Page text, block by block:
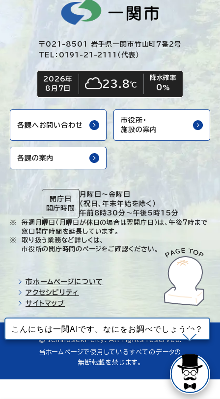
〒021-8501 岩手県一関市竹山町7番2号
TEL：0191-21-2111（代表）
今日の日付
2026年
8月7日
今日の天気
くもり23.8℃
降水確率
0%
各課へお問い合わせ
市役所・
施設の案内
各課の案内
開庁日
開庁時間
月曜日～金曜日
（祝日、年末年始を除く）
午前8時30分～午後5時15分
毎週月曜日（月曜日が休日の場合は翌開庁日）は、午後7時まで
窓口開庁時間を延長しています。
取り扱う業務など詳しくは、
市役所の開庁時間のページをご確認ください。
市ホームページについて
アクセシビリティ
サイトマップ
© Ichinoseki-city. All rights reserved.
当ホームページで使用しているすべてのデータの
無断転載を禁じます。